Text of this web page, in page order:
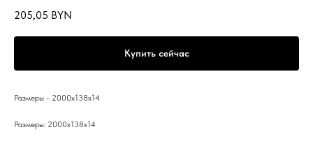
205,05 BYN
Купить сейчас
Размеры - 2000x138x14
Размеры: 2000x138x14